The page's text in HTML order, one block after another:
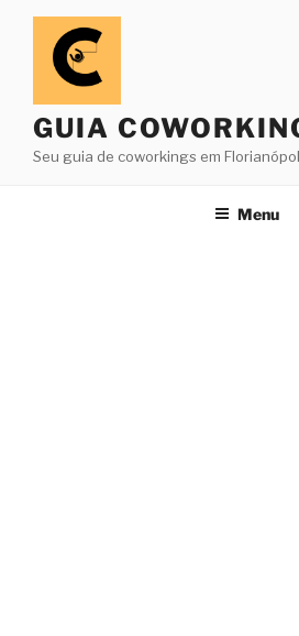
Pular
conteúdo
GUIA
Seu guia de coworkings em
Menu